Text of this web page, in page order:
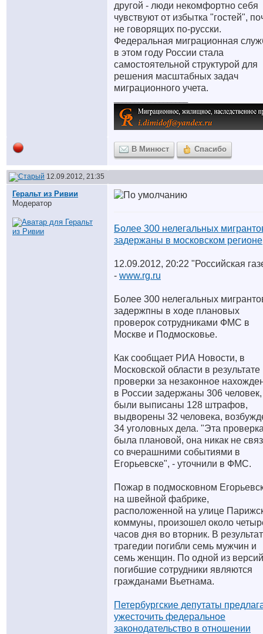
другой - люди некомфортно себя
чувствуют от избытка "гостей",
не говорящих по-русски.
Федеральная миграционная
в этом году России стала
самостоятельной структурой для
решения масштабных задач
миграционного учета.
В Минюст Спасибо
12.09.2012, 21:35
Геральт из Ривии
Модератор
Более 300 нелегальных
задержаны в московском регионе
12.09.2012, 20:22 "Российская
- www.rg.ru
Более 300 нелегальных
задержпны в ходе плановых
проверок сотрудниками ФМС в
Москве и Подмосковье.
Как сообщает РИА Новости, в
Московской области в результате
проверки за незаконное
в России задержаны 306 человек,
были выписаны 128 штрафов,
выдворены 32 человека,
34 уголовных дела. "Эта
была плановой, она никак не
со вчерашними событиями в
Егорьевске", - уточнили в ФМС.
Пожар в подмосковном
на швейной фабрике,
расположенной на улице
коммуны, произошел около
часов дня во вторник. В
трагедии погибли семь мужчин и
семь женщин. По одной из
погибшие сотрудники являются
гражданами Вьетнама.
Петербургские депутаты
ужесточить федеральное
законодательство в отношении